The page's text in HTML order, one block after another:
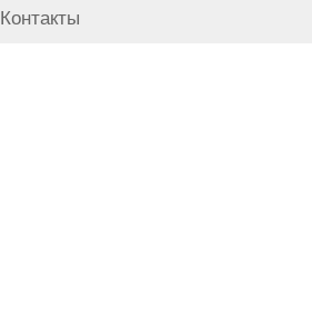
Контакты